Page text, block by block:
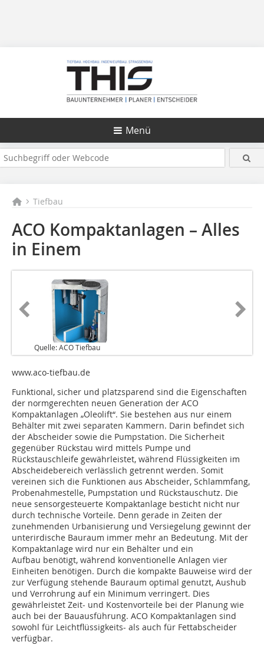
Menü
Tiefbau
ACO Kompaktanlagen – Alles
in Einem
Quelle: ACO Tiefbau
www.aco-tiefbau.de
Funktional, sicher und platzsparend sind die Eigenschaften
der normgerechten neuen Generation der ACO
Kompaktanlagen „Oleolift“. Sie bestehen aus nur einem
Behälter mit zwei separaten Kammern. Darin befindet sich
der Abscheider sowie die Pumpstation. Die Sicherheit
gegenüber Rückstau wird mittels Pumpe und
Rückstauschleife gewährleistet, während Flüssigkeiten im
Abscheidebereich verlässlich getrennt werden. Somit
vereinen sich die Funktionen aus Abscheider, Schlammfang,
Probenahmestelle, Pumpstation und Rückstauschutz. Die
neue sensorgesteuerte Kompaktanlage besticht nicht nur
durch technische Vorteile. Denn gerade in Zeiten der
zunehmenden Urbanisierung und Versiegelung gewinnt der
unterirdische Bauraum immer mehr an Bedeutung. Mit der
Kompaktanlage wird nur ein Behälter und ein
Aufbau benötigt, während konventionelle Anlagen vier
Einheiten benötigen. Durch die kompakte Bauweise wird der
zur Verfügung stehende Bauraum optimal genutzt, Aushub
und Verrohrung auf ein Minimum verringert. Dies
gewährleistet Zeit- und Kostenvorteile bei der Planung wie
auch bei der Bauausführung. ACO Kompaktanlagen sind
sowohl für Leichtflüssigkeits- als auch für Fettabscheider
verfügbar.